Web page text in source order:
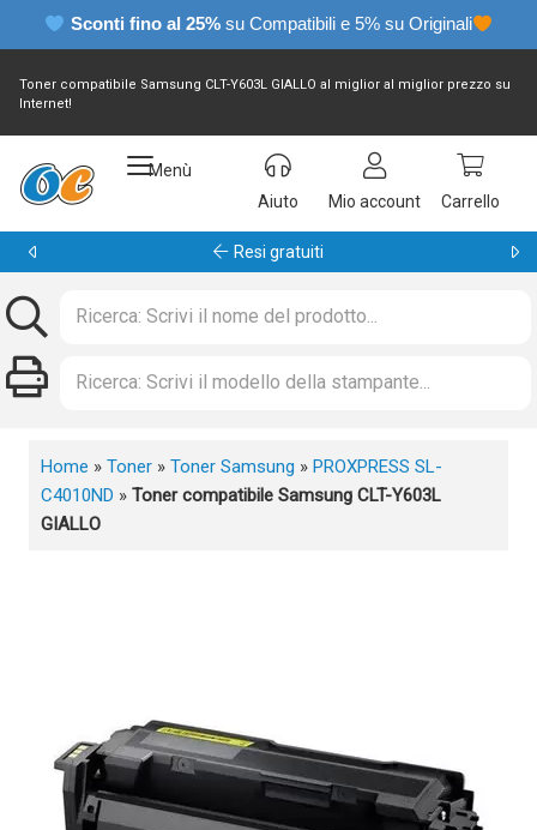
Sconti fino al 25% su Compatibili e 5% su Originali
Toner compatibile Samsung CLT-Y603L GIALLO al miglior al miglior prezzo su
Internet!
Menù
Aiuto
Mio account Carrello
Garanzia 24 mesi
Home » Toner » Toner Samsung » PROXPRESS SL-
C4010ND » Toner compatibile Samsung CLT-Y603L
GIALLO